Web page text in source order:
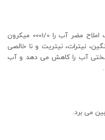
فیلتر ممبران با غشای خود توانایی حذف املاح مضر آب را 0001/0 میکرون
نیترات، نیتریت و نا خالصی
آب را کاهش می دهد و آب
می برد.